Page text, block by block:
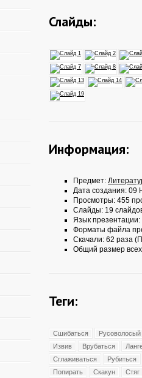
Слайды:
Информация:
Предмет:
Дата создания: 09
Просмотры: 455
Слайды: 19
Язык презентации:
Форматы файла
Скачали: 62 раза
Общий размер
Теги:
Сшибаться
Русоволосый
Извив
Врубаться
Сглаживаться
Рубиться
Попирать
Скакун
Стяг